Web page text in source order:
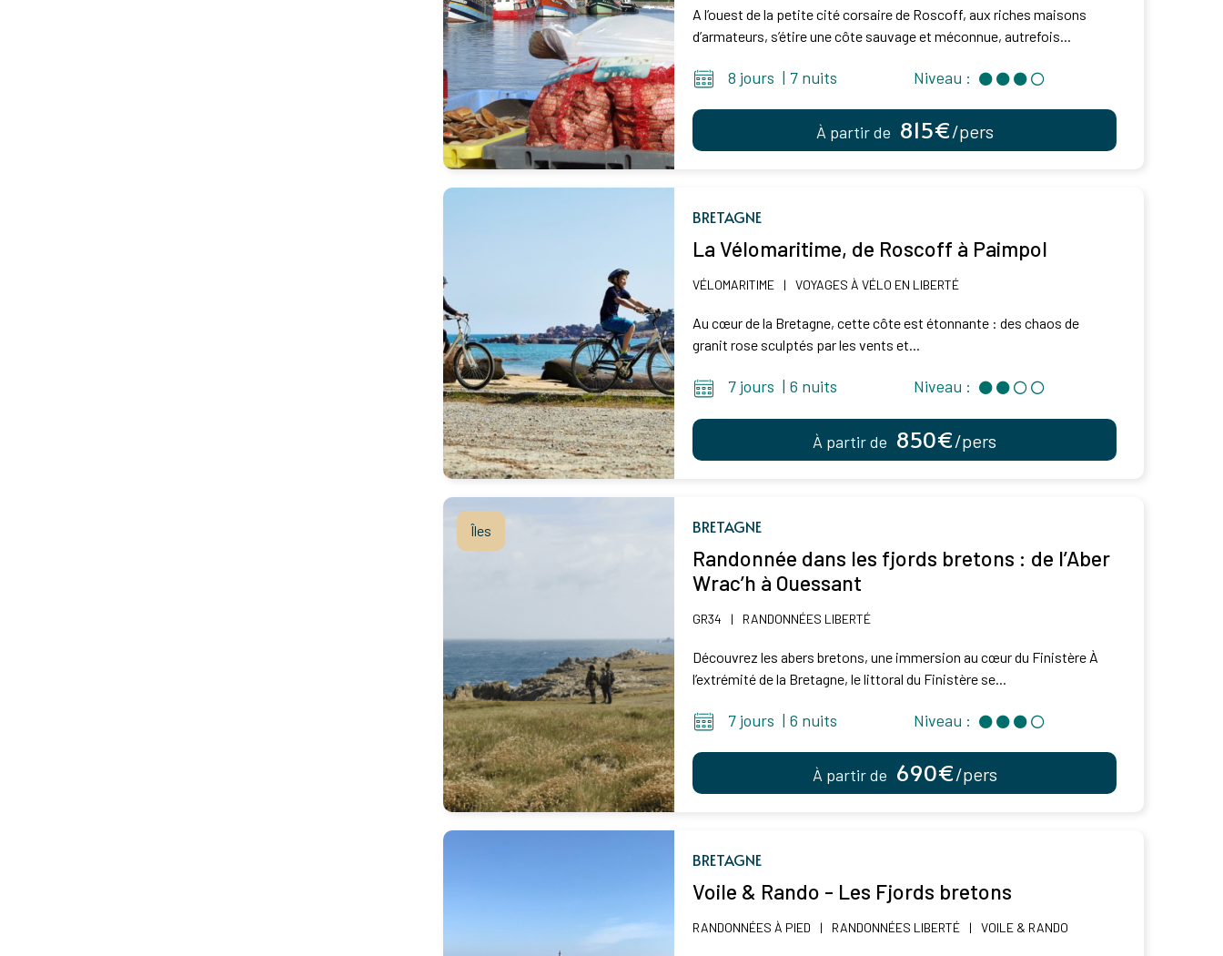
A l’ouest de la petite cité corsaire de Roscoff, aux riches maisons
d’armateurs, s’étire une côte sauvage et méconnue, autrefois...
8 jours | 7 nuits Niveau :
À partir de 815€/pers
BRETAGNE
La Vélomaritime, de Roscoff à Paimpol
VÉLOMARITIME | VOYAGES À VÉLO EN LIBERTÉ
Au cœur de la Bretagne, cette côte est étonnante : des chaos de
granit rose sculptés par les vents et...
7 jours | 6 nuits Niveau :
À partir de 850€/pers
Îles BRETAGNE
Randonnée dans les fjords bretons : de l’Aber
Wrac’h à Ouessant
GR34 | RANDONNÉES LIBERTÉ
Découvrez les abers bretons, une immersion au cœur du Finistère À
l’extrémité de la Bretagne, le littoral du Finistère se...
7 jours | 6 nuits Niveau :
À partir de 690€/pers
BRETAGNE
Voile & Rando - Les Fjords bretons
RANDONNÉES À PIED | RANDONNÉES LIBERTÉ | VOILE & RANDO